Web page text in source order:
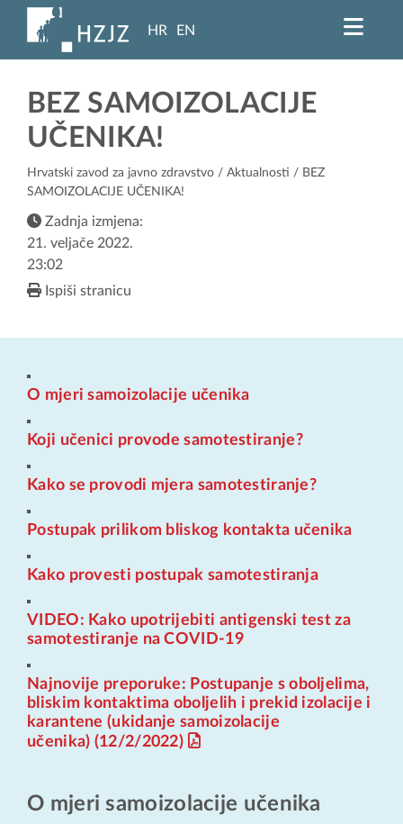
HR EN
BEZ SAMOIZOLACIJE
UČENIKA!
Hrvatski zavod za javno zdravstvo / Aktualnosti / BEZ
SAMOIZOLACIJE UČENIKA!
Zadnja izmjena:
21. veljače 2022.
23:02
Ispiši stranicu
O mjeri samoizolacije učenika
Koji učenici provode samotestiranje?
Kako se provodi mjera samotestiranje?
Postupak prilikom bliskog kontakta učenika
Kako provesti postupak samotestiranja
VIDEO: Kako upotrijebiti antigenski test za
samotestiranje na COVID-19
Najnovije preporuke: Postupanje s oboljelima,
bliskim kontaktima oboljelih i prekid izolacije i
karantene (ukidanje samoizolacije
učenika) (12/2/2022)
O mjeri samoizolacije učenika